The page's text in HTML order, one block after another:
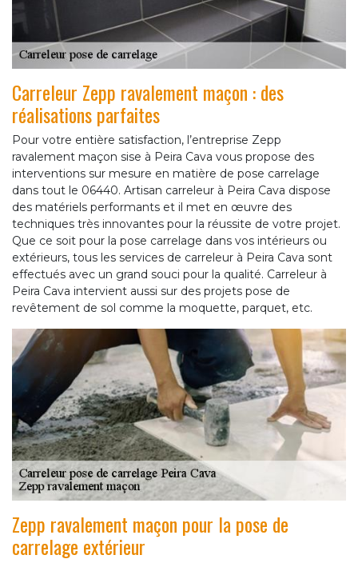
Carreleur Zepp ravalement maçon : des
réalisations parfaites
Pour votre entière satisfaction, l’entreprise Zepp
ravalement maçon sise à Peira Cava vous propose des
interventions sur mesure en matière de pose carrelage
dans tout le 06440. Artisan carreleur à Peira Cava dispose
des matériels performants et il met en œuvre des
techniques très innovantes pour la réussite de votre projet.
Que ce soit pour la pose carrelage dans vos intérieurs ou
extérieurs, tous les services de carreleur à Peira Cava sont
effectués avec un grand souci pour la qualité. Carreleur à
Peira Cava intervient aussi sur des projets pose de
revêtement de sol comme la moquette, parquet, etc.
Zepp ravalement maçon pour la pose de
carrelage extérieur